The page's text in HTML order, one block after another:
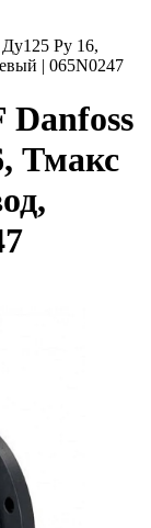
Ру 16,
| 065N0247
Тмакс